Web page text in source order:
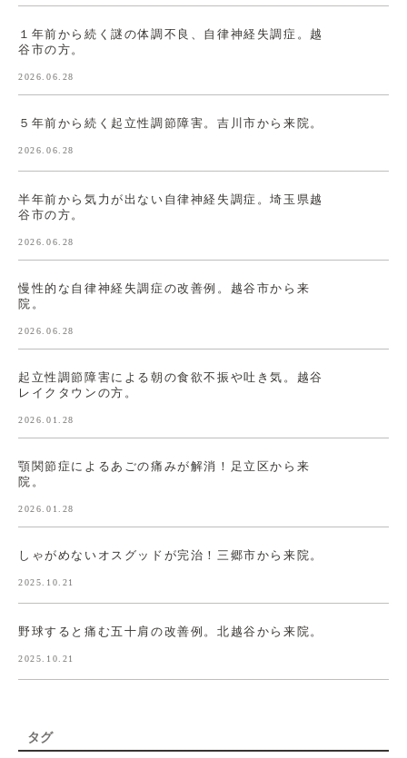
１年前から続く謎の体調不良、自律神経失調症。越
谷市の方。
2026.06.28
５年前から続く起立性調節障害。吉川市から来院。
2026.06.28
半年前から気力が出ない自律神経失調症。埼玉県越
谷市の方。
2026.06.28
慢性的な自律神経失調症の改善例。越谷市から来
院。
2026.06.28
起立性調節障害による朝の食欲不振や吐き気。越谷
レイクタウンの方。
2026.01.28
顎関節症によるあごの痛みが解消！足立区から来
院。
2026.01.28
しゃがめないオスグッドが完治！三郷市から来院。
2025.10.21
野球すると痛む五十肩の改善例。北越谷から来院。
2025.10.21
タグ